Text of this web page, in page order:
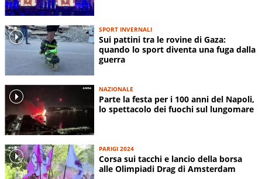
SPORT INVERNALI
Sui pattini tra le rovine di Gaza:
quando lo sport diventa una fuga dalla
guerra
NAZIONALE
Parte la festa per i 100 anni del Napoli,
lo spettacolo dei fuochi sul lungomare
PARIGI 2024
Corsa sui tacchi e lancio della borsa
alle Olimpiadi Drag di Amsterdam